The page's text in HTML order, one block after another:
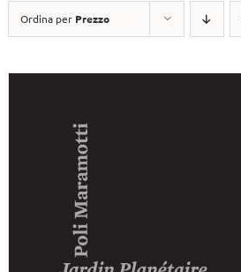
Ordina per Prezzo